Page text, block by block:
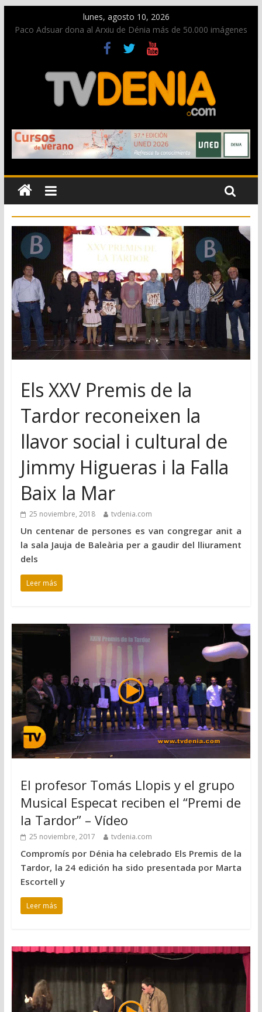
lunes, agosto 10, 2026
Paco Adsuar dona al Arxiu de Dénia más de 50.000 imágenes
de la memoria visual de la ciudad
Nacen las primeras tortugas de Diana y eclosionan otras no
identificadas en la playa de Les Deveses
Dos personas fallecen en un grave accidente en la N-332
entre Benissa y Calp
Una nueva oportunidad para donar sangre en Cruz Roja
El bando moro protagonista en la Segunda Entraeta Festera
Els XXV Premis de la
Tardor reconeixen la
llavor social i cultural de
Jimmy Higueras i la Falla
Baix la Mar
25 noviembre, 2018 tvdenia.com
Un centenar de persones es van congregar anit a
la sala Jauja de Baleària per a gaudir del lliurament
dels
Leer más
El profesor Tomás Llopis y el grupo
Musical Especat reciben el “Premi de
la Tardor” – Vídeo
25 noviembre, 2017 tvdenia.com
Compromís por Dénia ha celebrado Els Premis de la
Tardor, la 24 edición ha sido presentada por Marta
Escortell y
Leer más